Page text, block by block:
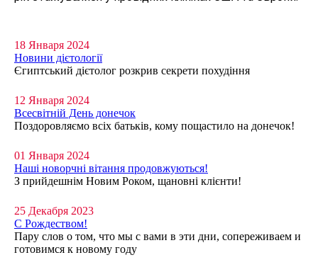
18 Января 2024
Новини дієтології
Єгиптський дієтолог розкрив секрети похудіння
12 Января 2024
Всесвітній День донечок
Поздоровляємо всіх батьків, кому пощастило на донечок!
01 Января 2024
Наші новорчні вітання продовжуються!
З прийдешнім Новим Роком, щановні клієнти!
25 Декабря 2023
C Рождеством!
Пару слов о том, что мы с вами в эти дни, сопереживаем и
готовимся к новому году